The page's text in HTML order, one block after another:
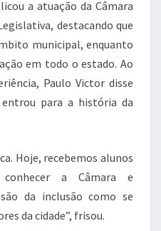
a atuação da Câmara
destacando que
municipal, enquanto
em todo o estado. Ao
Paulo Victor disse
para a história da
Hoje, recebemos alunos
a Câmara e
da inclusão como se
da cidade”, frisou.